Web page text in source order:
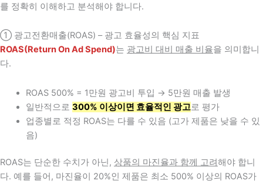
를 정확히 이해하고 분석해야 합니다.
① 광고전환매출(ROAS) – 광고 효율성의 핵심 지표
ROAS(Return On Ad Spend)는 광고비 대비 매출 비율을 의미합니
다.
ROAS 500% = 1만원 광고비 투입 → 5만원 매출 발생
일반적으로 300% 이상이면 효율적인 광고로 평가
업종별로 적정 ROAS는 다를 수 있음 (고가 제품은 낮을 수 있
음)
ROAS는 단순한 수치가 아닌, 상품의 마진율과 함께 고려해야 합니
다. 예를 들어, 마진율이 20%인 제품은 최소 500% 이상의 ROAS가